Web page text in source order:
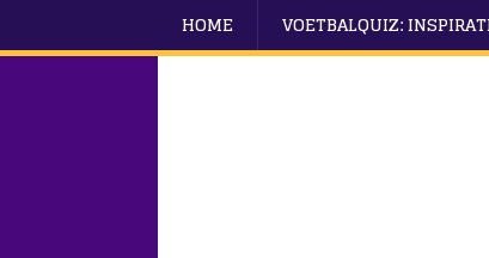
HOME VOETBALQUIZ: